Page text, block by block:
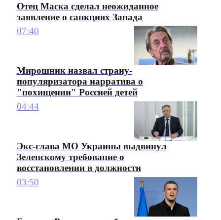
Отец Маска сделал неожиданное
заявление о санкциях Запада
07:40
Мирошник назвал страну-
популяризатора нарратива о
"похищении" Россией детей
04:44
Экс-глава МО Украины выдвинул
Зеленскому требование о
восстановлении в должности
03:50